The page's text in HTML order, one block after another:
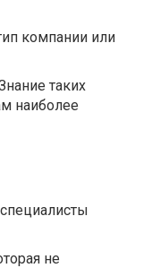
компании или
таких
наиболее
не